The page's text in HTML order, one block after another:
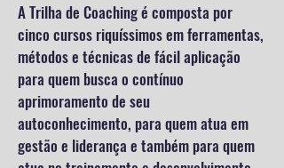
A Trilha de Coaching é composta por
cinco cursos riquíssimos em ferramentas,
métodos e técnicas de fácil aplicação
para quem busca o contínuo
aprimoramento de seu
autoconhecimento, para quem atua em
gestão e liderança e também para quem